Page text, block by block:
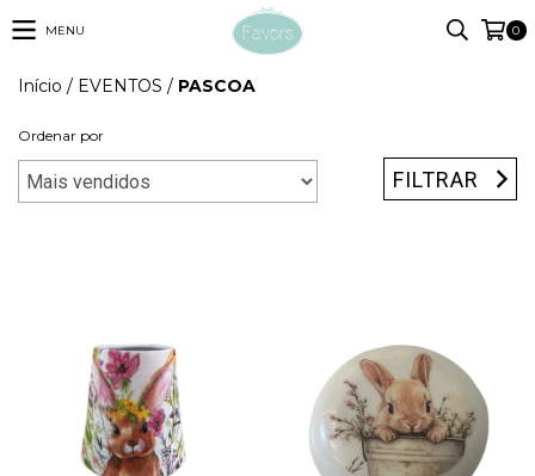
MENU 0
Início / EVENTOS / PASCOA
Ordenar por
FILTRAR